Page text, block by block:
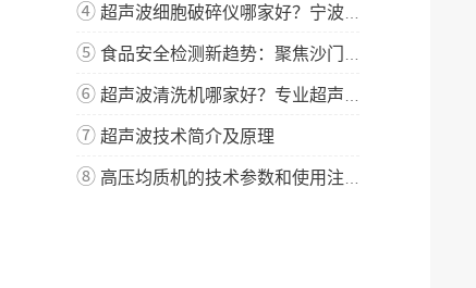
④ 超声波细胞破碎仪哪家好？宁波新芝生物科技实力解析
⑤ 食品安全检测新趋势：聚焦沙门氏菌与微生物检测技术升级
⑥ 超声波清洗机哪家好？专业超声波清洗机厂家-宁波新芝生物
⑦ 超声波技术简介及原理
⑧ 高压均质机的技术参数和使用注意事项